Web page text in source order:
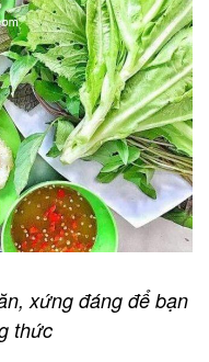
xứng đáng để bạn
thức